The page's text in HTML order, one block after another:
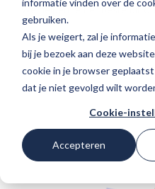
gebruiken.
Als je weigert, zal je
bij je bezoek aan deze
cookie in je browser
dat je niet gevolgd wilt
Cookie-
Accepteren
Hét intranet, specifiek voor de zorg
Software voor een modern
Voortdurend inzicht in tevredenheid
Bereik
Op naar de beste employee experience
ICT professional
Veilig en vertrouwd innovatie toepassen
Voorkom vroegtijdige uitstroom in de zorg
Interessante kennis over het behoud van medewerkers Aan de slag met de
Succesverhalen van onze klanten Help ons mee, maak
We helpen je het beste uit